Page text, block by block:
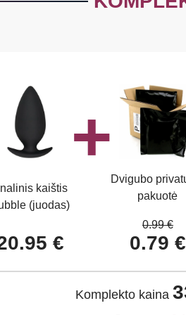
kaištis
(juodas)
€
Dvigubo
pakuotė
0.99 €
0.79 €
Komplekto kaina